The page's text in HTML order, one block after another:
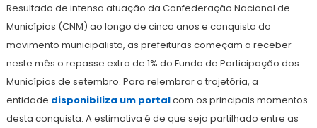
setembro
de
Resultado de intensa atuação da Confederação Nacional de
Municípios (CNM) ao longo de cinco anos e conquista do
movimento municipalista, as prefeituras começam a receber
neste mês o repasse extra de 1% do Fundo de Participação dos
Municípios de setembro. Para relembrar a trajetória, a
entidade disponibiliza um portalcom os principais momentos
desta conquista. A estimativa é de que seja partilhado entre as